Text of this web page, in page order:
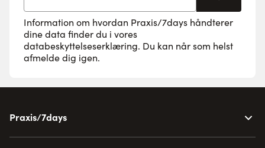
Information om hvordan Praxis/7days håndterer
dine data finder du i vores
databeskyttelseserklæring. Du kan når som helst
afmelde dig igen.
Praxis/7days